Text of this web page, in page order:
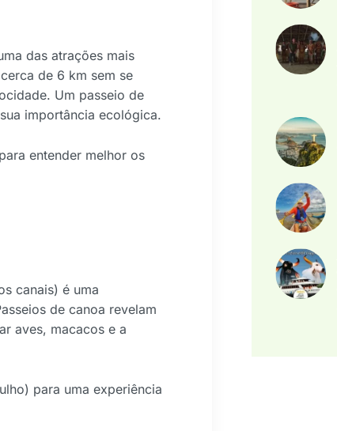
das atrações mais
de 6 km sem se
Um passeio de
importância ecológica.
entender melhor os
canais) é uma
de canoa revelam
aves, macacos e a
para uma experiência